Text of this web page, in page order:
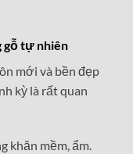
gỗ tự nhiên
mới và bền đẹp
kỳ là rất quan
khăn mềm, ẩm.